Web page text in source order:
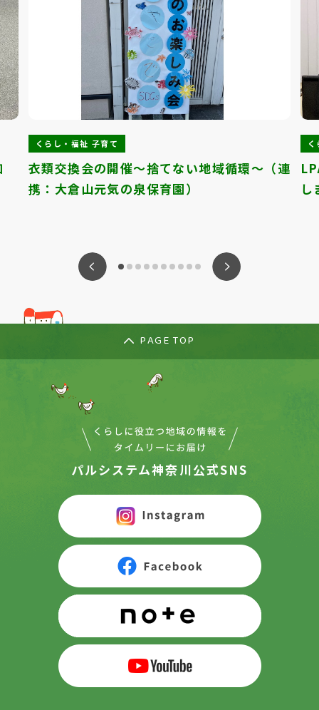
くらし・福祉 子育て
衣類交換会の開催～捨てない地域循環～（連
携：大倉山元気の泉保育園）
し
PAGE TOP
パルシステム神奈川公式SNS